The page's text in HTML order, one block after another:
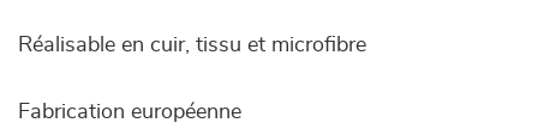
Réalisable en cuir, tissu et microfibre
Fabrication européenne